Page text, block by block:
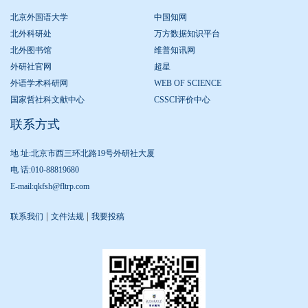
北京外国语大学
中国知网
北外科研处
万方数据知识平台
北外图书馆
维普知讯网
外研社官网
超星
外语学术科研网
WEB OF SCIENCE
国家哲社科文献中心
CSSCI评价中心
联系方式
地 址:北京市西三环北路19号外研社大厦
电 话:010-88819680
E-mail:qkfsh@fltrp.com
联系我们 文件法规 我要投稿